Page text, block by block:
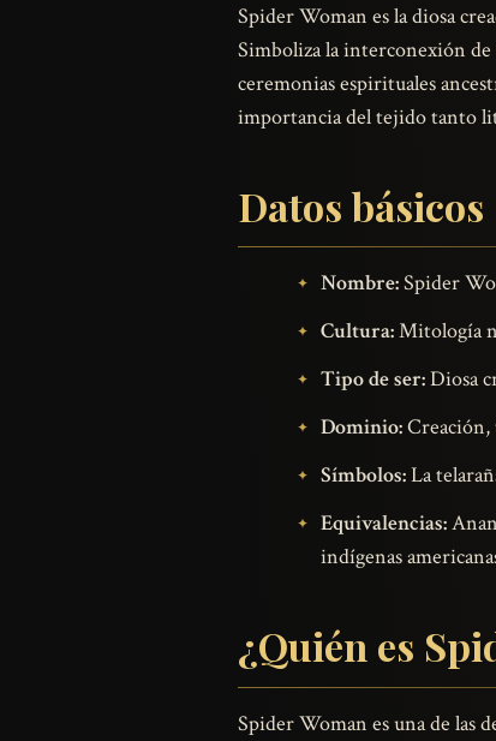
Spider Woman es la diosa
Simboliza la interconexión de
ceremonias espirituales
importancia del tejido tanto
Datos básicos
Nombre:Spider
Cultura:Mitología
Tipo de ser:Diosa
Dominio:Creación,
Símbolos:La
Equivalencias:
indígenas
¿Quién es
Spider Woman es una de las